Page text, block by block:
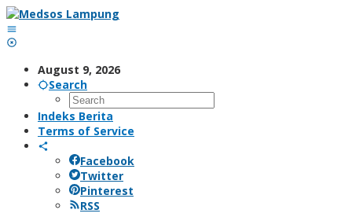
Skip
to
content
August 9, 2026
Search
Indeks Berita
Terms of Service
Facebook
Twitter
Pinterest
RSS